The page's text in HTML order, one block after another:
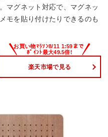
マグネット対応で、マグネッ
モを貼り付けたりできるのも
楽天市場で見る